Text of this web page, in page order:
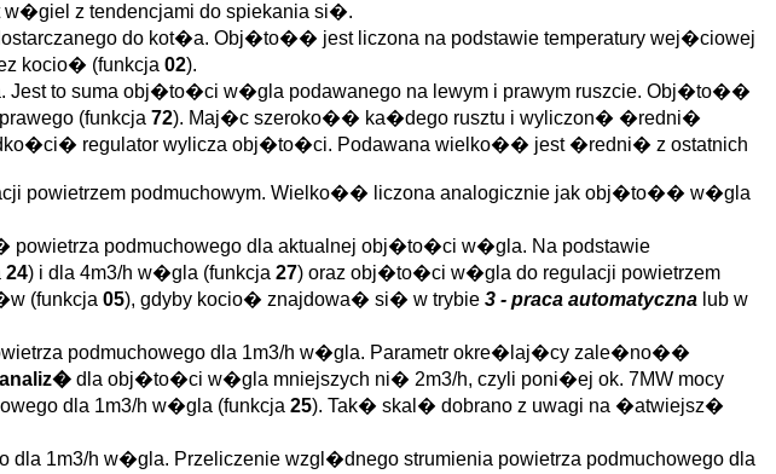
z tendencjami do spiekania si�.
do kot�a. Obj�to�� jest liczona na podstawie temperatury wej�ciowej
kocio� (funkcja 02).
to suma obj�to�ci w�gla podawanego na lewym i prawym ruszcie. Obj�to��
(funkcja 72). Maj�c szeroko�� ka�dego rusztu i wyliczon� �redni�
regulator wylicza obj�to�ci. Podawana wielko�� jest �redni� z ostatnich
powietrzem podmuchowym. Wielko�� liczona analogicznie jak obj�to�� w�gla
powietrza podmuchowego dla aktualnej obj�to�ci w�gla. Na podstawie
24) i dla 4m3/h w�gla (funkcja 27) oraz obj�to�ci w�gla do regulacji powietrzem
(funkcja 05), gdyby kocio� znajdowa� si� w trybie 3 - praca automatyczna lub w
podmuchowego dla 1m3/h w�gla. Parametr okre�laj�cy zale�no��
dla obj�to�ci w�gla mniejszych ni� 2m3/h, czyli poni�ej ok. 7MW mocy
dla 1m3/h w�gla (funkcja 25). Tak� skal� dobrano z uwagi na �atwiejsz�
dla 1m3/h w�gla. Przeliczenie wzgl�dnego strumienia powietrza podmuchowego dla